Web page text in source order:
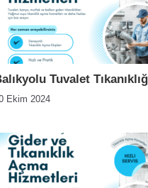
Tuvalet
Ekim 2024